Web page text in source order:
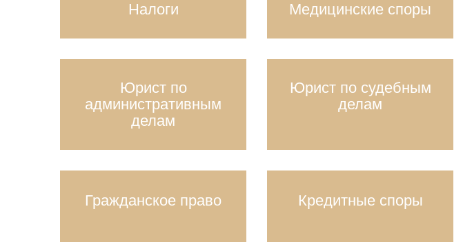
Налоги Медицинские споры
Юрист по
административным
делам
Юрист по судебным
делам
Гражданское право Кредитные споры